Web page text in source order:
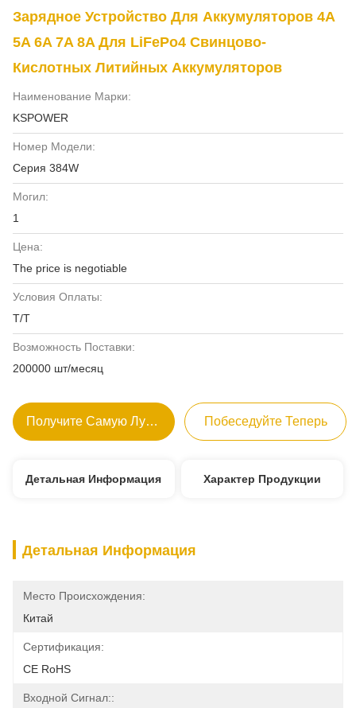
Зарядное Устройство Для Аккумуляторов 4A
5A 6A 7A 8A Для LiFePo4 Свинцово-
Кислотных Литийных Аккумуляторов
Наименование Марки:
KSPOWER
Номер Модели:
Серия 384W
Могил:
1
Цена:
The price is negotiable
Условия Оплаты:
Т/Т
Возможность Поставки:
200000 шт/месяц
Получите Самую Лучшую Цену Побеседуйте Теперь
Детальная Информация Характер Продукции
Детальная Информация
Место Происхождения:
Китай
Сертификация:
CE RoHS
Входной Сигнал::